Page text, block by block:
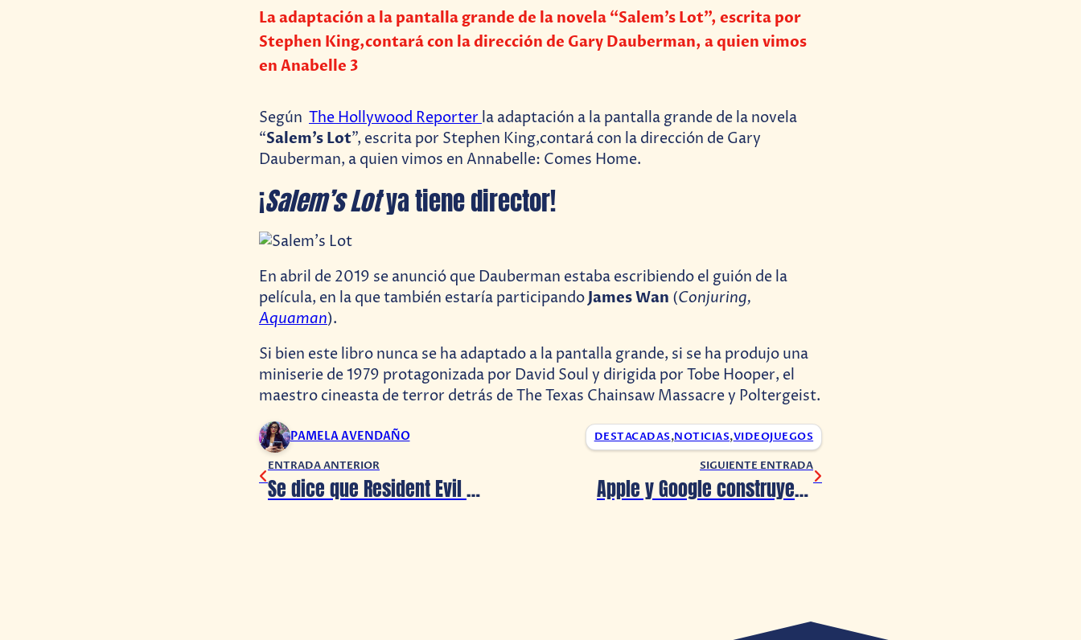
La adaptación a la pantalla grande de la novela “Salem’s Lot”, escrita por
Stephen King,contará con la dirección de Gary Dauberman, a quien vimos
en Anabelle 3
Según The Hollywood Reporterla adaptación a la pantalla grande de la novela
“Salem’s Lot”, escrita por Stephen King,contará con la dirección de Gary
Dauberman, a quien vimos en Annabelle: Comes Home.
¡Salem’s Lotya tiene director!
En abril de 2019 se anunció que Dauberman estaba escribiendo el guión de la
película, en la que también estaría participandoJames Wan (Conjuring,
Aquaman).
Si bien este libro nunca se ha adaptado a la pantalla grande, si se ha produjo una
miniserie de 1979 protagonizada por David Soul y dirigida por Tobe Hooper, el
maestro cineasta de terror detrás de The Texas Chainsaw Massacre y Poltergeist.
PAMELA AVENDAÑO DESTACADAS,NOTICIAS,VIDEOJUEGOS
ENTRADA ANTERIOR
Se dice que Resident Evil 4 Remake ya está en producción
SIGUIENTE ENTRADA
Apple y Google construyen en conjunto un sistema de rastreo de COVID-19